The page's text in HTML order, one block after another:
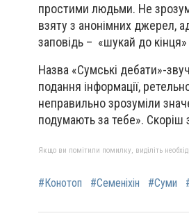
простими людьми. Не
взяту з анонімних джерел,
заповідь – «шукай до
Назва «Сумські дебати»-
подання інформації,
неправильно зрозуміли
подумають за тебе». Скоріш
Якщо ви помітили помилку, виділіть
#Конотоп #Семеніхін #Суми